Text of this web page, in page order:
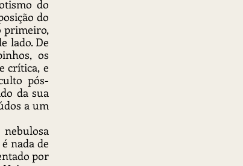
do
primeiro,
lado. De
os
crítica, e
pós-
da sua
a um
nada de
por